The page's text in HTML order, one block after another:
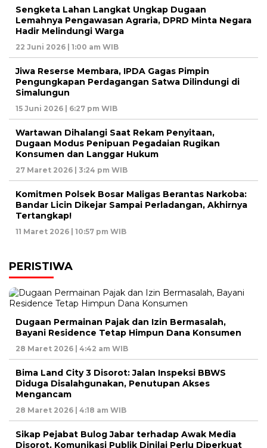
Sengketa Lahan Langkat Ungkap Dugaan
Lemahnya Pengawasan Agraria, DPRD Minta Negara
Hadir Melindungi Warga
22 Juni 2026 | 1:00 am WIB
Jiwa Reserse Membara, IPDA Gagas Pimpin
Pengungkapan Perdagangan Satwa Dilindungi di
Simalungun
15 Juni 2026 | 6:27 pm WIB
Wartawan Dihalangi Saat Rekam Penyitaan,
Dugaan Modus Penipuan Pegadaian Rugikan
Konsumen dan Langgar Hukum
27 Maret 2026 | 3:24 pm WIB
Komitmen Polsek Bosar Maligas Berantas Narkoba:
Bandar Licin Dikejar Sampai Perladangan, Akhirnya
Tertangkap!
11 Maret 2026 | 10:57 pm WIB
PERISTIWA
Dugaan Permainan Pajak dan Izin Bermasalah,
Bayani Residence Tetap Himpun Dana Konsumen
28 Maret 2026 | 4:42 am WIB
Bima Land City 3 Disorot: Jalan Inspeksi BBWS
Diduga Disalahgunakan, Penutupan Akses
Mengancam
28 Maret 2026 | 4:18 am WIB
Sikap Pejabat Bulog Jabar terhadap Awak Media
Disorot, Komunikasi Publik Dinilai Perlu Diperkuat